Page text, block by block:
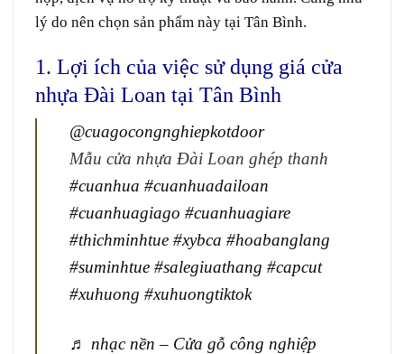
lý do nên chọn sản phẩm này tại Tân Bình.
1. Lợi ích của việc sử dụng giá cửa
nhựa Đài Loan tại Tân Bình
@cuagocongnghiepkotdoor
Mẫu cửa nhựa Đài Loan ghép thanh
#cuanhua #cuanhuadailoan
#cuanhuagiago #cuanhuagiare
#thichminhtue #xybca #hoabanglang
#suminhtue #salegiuathang #capcut
#xuhuong #xuhuongtiktok
♬ nhạc nền – Cửa gỗ công nghiệp